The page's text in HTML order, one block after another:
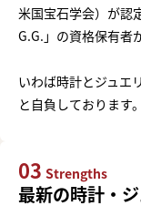
米国宝石学会）が認
G.G.」の資格保有者
いわば時計とジュエ
と自負しております。
03 Strengths
最新の時計・